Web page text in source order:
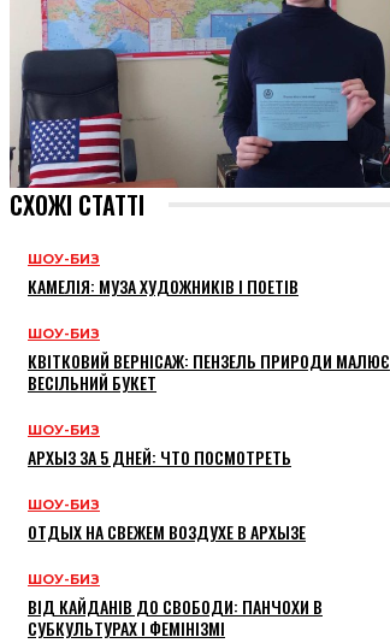
СХОЖІ СТАТТІ
ШОУ-БИЗ
КАМЕЛІЯ: МУЗА ХУДОЖНИКІВ І ПОЕТІВ
ШОУ-БИЗ
КВІТКОВИЙ ВЕРНІСАЖ: ПЕНЗЕЛЬ ПРИРОДИ МАЛЮЄ
ВЕСІЛЬНИЙ БУКЕТ
ШОУ-БИЗ
АРХЫЗ ЗА 5 ДНЕЙ: ЧТО ПОСМОТРЕТЬ
ШОУ-БИЗ
ОТДЫХ НА СВЕЖЕМ ВОЗДУХЕ В АРХЫЗЕ
ШОУ-БИЗ
ВІД КАЙДАНІВ ДО СВОБОДИ: ПАНЧОХИ В
СУБКУЛЬТУРАХ І ФЕМІНІЗМІ